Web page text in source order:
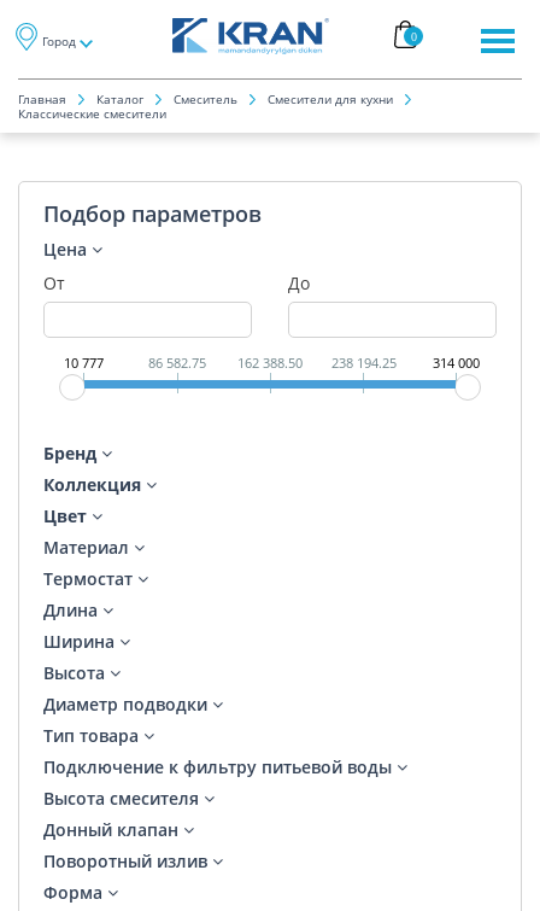
Город 0
Главная Каталог Смеситель
Смесители для кухни
Классические смесители
Подбор параметров
Цена
От
До
10 777 86 582.75 162 388.50 238 194.25 314 000
Бренд
Коллекция
Цвет
Материал
Термостат
Длина
Ширина
Высота
Диаметр подводки
Тип товара
Подключение к фильтру питьевой воды
Высота смесителя
Донный клапан
Поворотный излив
Форма